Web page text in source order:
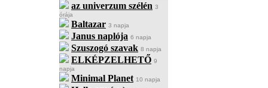
az univerzum szélén 3
órája
Baltazar 3 napja
Janus naplója 6 napja
Szuszogó szavak 8 napja
ELKÉPZELHETŐ 9
napja
Minimal Planet 10 napja